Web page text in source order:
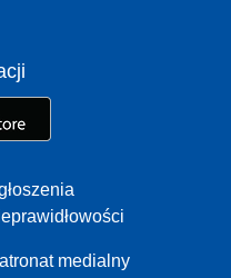
medialny